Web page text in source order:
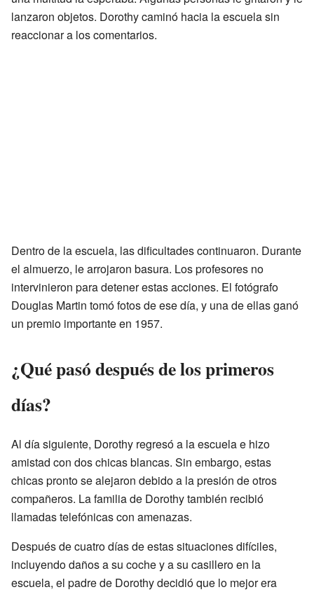
lanzaron objetos. Dorothy caminó hacia la escuela sin
reaccionar a los comentarios.
Dentro de la escuela, las dificultades continuaron. Durante
el almuerzo, le arrojaron basura. Los profesores no
intervinieron para detener estas acciones. El fotógrafo
Douglas Martin tomó fotos de ese día, y una de ellas ganó
un premio importante en 1957.
¿Qué pasó después de los primeros
días?
Al día siguiente, Dorothy regresó a la escuela e hizo
amistad con dos chicas blancas. Sin embargo, estas
chicas pronto se alejaron debido a la presión de otros
compañeros. La familia de Dorothy también recibió
llamadas telefónicas con amenazas.
Después de cuatro días de estas situaciones difíciles,
incluyendo daños a su coche y a su casillero en la
escuela, el padre de Dorothy decidió que lo mejor era